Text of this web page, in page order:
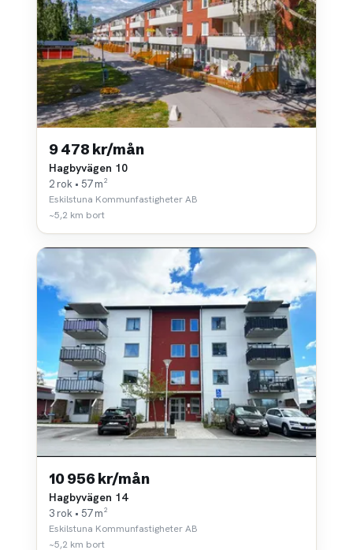
9 478 kr/mån
Hagbyvägen 10
2 rok • 57 m²
Eskilstuna Kommunfastigheter AB
~5,2 km bort
10 956 kr/mån
Hagbyvägen 14
3 rok • 57 m²
Eskilstuna Kommunfastigheter AB
~5,2 km bort